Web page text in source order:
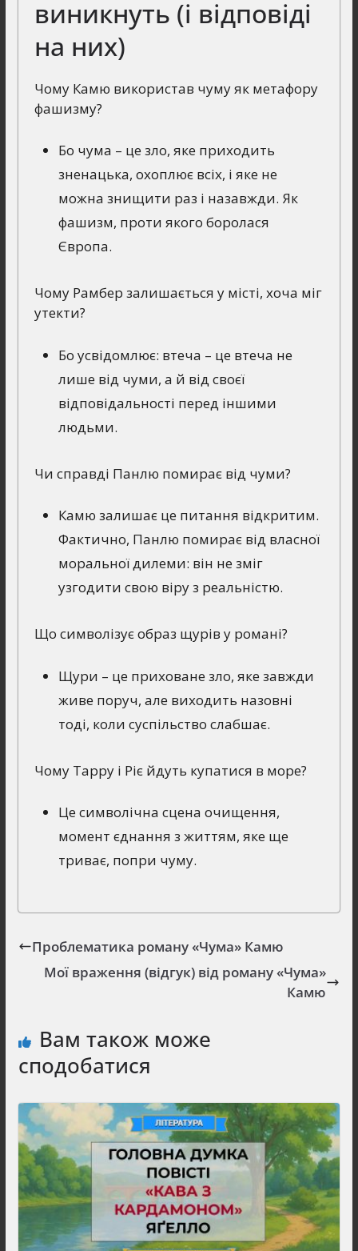
виникнуть (і відповіді
на них)
Чому Камю використав чуму як метафору
фашизму?
Бо чума – це зло, яке приходить
зненацька, охоплює всіх, і яке не
можна знищити раз і назавжди. Як
фашизм, проти якого боролася
Європа.
Чому Рамбер залишається у місті, хоча міг
утекти?
Бо усвідомлює: втеча – це втеча не
лише від чуми, а й від своєї
відповідальності перед іншими
людьми.
Чи справді Панлю помирає від чуми?
Камю залишає це питання відкритим.
Фактично, Панлю помирає від власної
моральної дилеми: він не зміг
узгодити свою віру з реальністю.
Що символізує образ щурів у романі?
Щури – це приховане зло, яке завжди
живе поруч, але виходить назовні
тоді, коли суспільство слабшає.
Чому Тарру і Ріє йдуть купатися в море?
Це символічна сцена очищення,
момент єднання з життям, яке ще
триває, попри чуму.
Проблематика роману «Чума» Камю
Мої враження (відгук) від роману «Чума»
Камю
Вам також може
сподобатися